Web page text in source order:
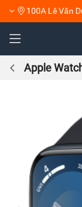
100A Lê Văn
Apple